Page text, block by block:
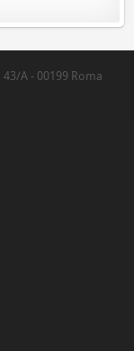
A - 00199 Roma